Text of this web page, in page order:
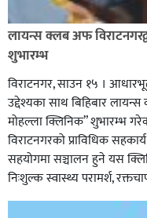
लायन्स क्लब अफ
शुभारम्भ
विराटनगर, साउन १५ ।
उद्देश्यका साथ बिहिबार
मोहल्ला क्लिनिक” शुभारम्भ
विराटनगरको प्राविधिक
सहयोगमा सञ्चालन हुने यस
निःशुल्क स्वास्थ्य परामर्श,